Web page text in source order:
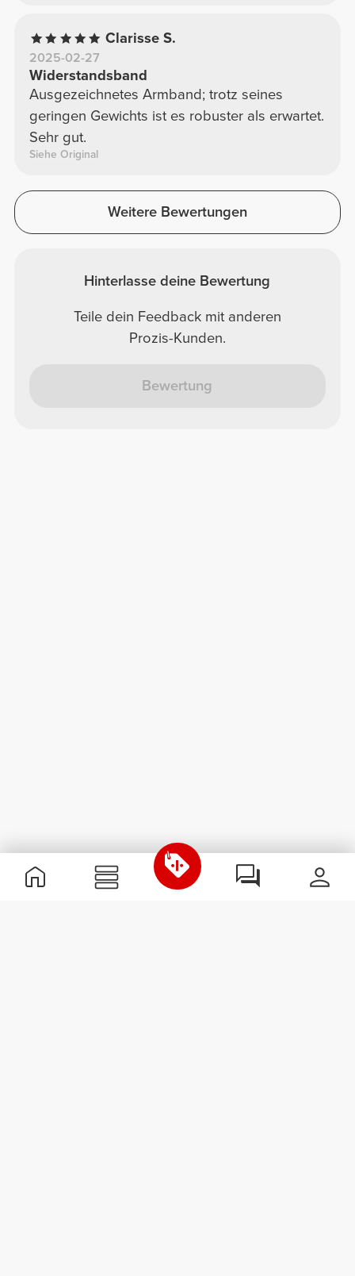
Clarisse S.
2025-02-27
Widerstandsband
Ausgezeichnetes Armband; trotz seines
geringen Gewichts ist es robuster als erwartet.
Sehr gut.
Siehe Original
Weitere Bewertungen
Hinterlasse deine Bewertung
Teile dein Feedback mit anderen
Prozis-Kunden.
Bewertung